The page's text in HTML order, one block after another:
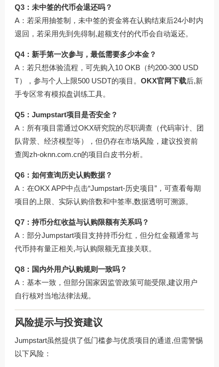
Q3：未中签的代币会退还吗？
A：若采用抽签制，未中签的资金将在认购结束后24小时内
退回，若采用先到先得制,超额支付的代币会自动返还。
Q4：新手第一次参与，最低需要多少本金？
A：若只想体验流程，可先购入10 OKB（约200-300 USD
T），参与个人上限500 USDT的项目。 OKX官网下载后,新
手专区常有模拟盘训练工具。
Q5：Jumpstart项目是否安全？
A：所有项目需通过OKX研究院的尽职调查（代码审计、团
队背景、经济模型等），但仍存在市场风险，建议投资前
查阅zh-oknn.com.cn的项目白皮书分析。
Q6：如何查询历史认购数据？
A：在OKX APP中点击“Jumpstart-历史项目”，可查看每期
项目的上限、实际认购倍数和中签率,数据透明可溯源。
Q7：持币分红收益与认购限额有关系吗？
A：部分Jumpstart项目支持持币分红，但分红金额通常与
代币持有量正相关,与认购限额无直接关联。
Q8：国内外用户认购规则一致吗？
A：基本一致，但部分国家因监管政策可能受限,建议用户
自行核对当地法律法规。
风险提示与投资建议
Jumpstart虽然提供了低门槛参与优质项目的通道,但需警惕
以下风险：